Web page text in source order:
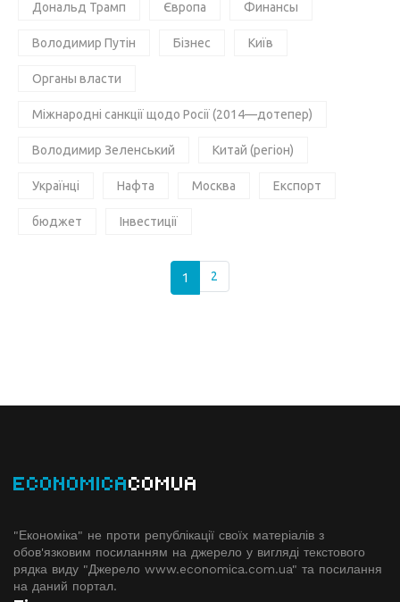
Дональд Трамп Європа Финансы
Володимир Путін Бізнес Київ
Органы власти
Міжнародні санкції щодо Росії (2014—дотепер)
Володимир Зеленський Китай (регіон)
Українці Нафта Москва Експорт
бюджет Інвестиції
1 2
ECONOMICACOMUA
"Економіка" не проти републікації своїх матеріалів з
обов'язковим посиланням на джерело у вигляді текстового
рядка виду "Джерело www.economiсa.com.ua" та посилання
на даний портал.